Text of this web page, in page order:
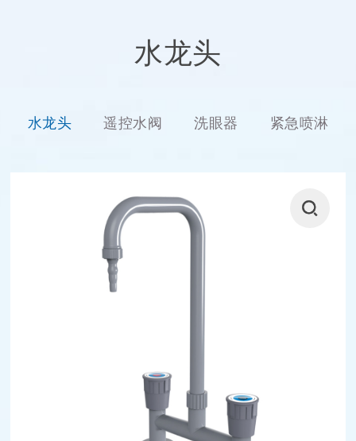
水龙头
水龙头 遥控水阀 洗眼器 紧急喷淋